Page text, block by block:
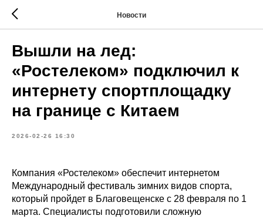
Новости
Вышли на лед:
«Ростелеком» подключил к
интернету спортплощадку
на границе с Китаем
2026-02-26 16:30
Компания «Ростелеком» обеспечит интернетом
Международный фестиваль зимних видов спорта,
который пройдет в Благовещенске с 28 февраля по 1
марта. Специалисты подготовили сложную